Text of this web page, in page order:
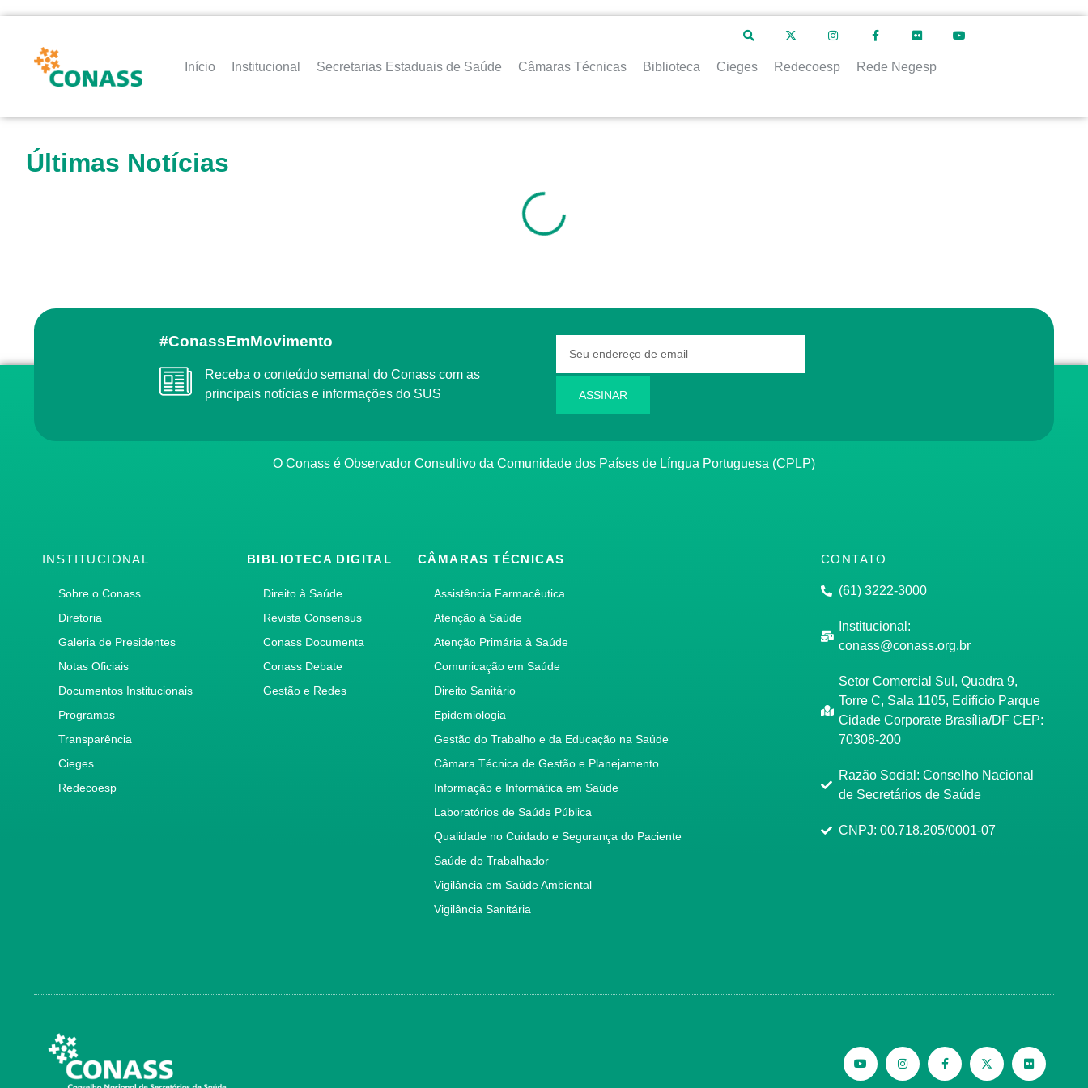
Início Institucional Secretarias Estaduais de Saúde Câmaras Técnicas Biblioteca Cieges Redecoesp Rede Negesp
Últimas Notícias
#ConassEmMovimento
Receba o conteúdo semanal do Conass com as
principais notícias e informações do SUS
ASSINAR
O Conass é Observador Consultivo da Comunidade dos Países de Língua Portuguesa (CPLP)
INSTITUCIONAL
Sobre o Conass
Diretoria
Galeria de Presidentes
Notas Oficiais
Documentos Institucionais
Programas
Transparência
Cieges
Redecoesp
BIBLIOTECA DIGITAL
Direito à Saúde
Revista Consensus
Conass Documenta
Conass Debate
Gestão e Redes
CÂMARAS TÉCNICAS
Assistência Farmacêutica
Atenção à Saúde
Atenção Primária à Saúde
Comunicação em Saúde
Direito Sanitário
Epidemiologia
Gestão do Trabalho e da Educação na Saúde
Câmara Técnica de Gestão e Planejamento
Informação e Informática em Saúde
Laboratórios de Saúde Pública
Qualidade no Cuidado e Segurança do Paciente
Saúde do Trabalhador
Vigilância em Saúde Ambiental
Vigilância Sanitária
CONTATO
(61) 3222-3000
Institucional:
conass@conass.org.br
Setor Comercial Sul, Quadra 9,
Torre C, Sala 1105, Edifício Parque
Cidade Corporate Brasília/DF CEP:
70308-200
Razão Social: Conselho Nacional
de Secretários de Saúde
CNPJ: 00.718.205/0001-07